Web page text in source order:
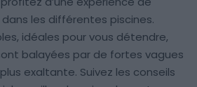
les différentes piscines.
idéales pour vous détendre,
balayées par de fortes vagues
exaltante. Suivez les conseils